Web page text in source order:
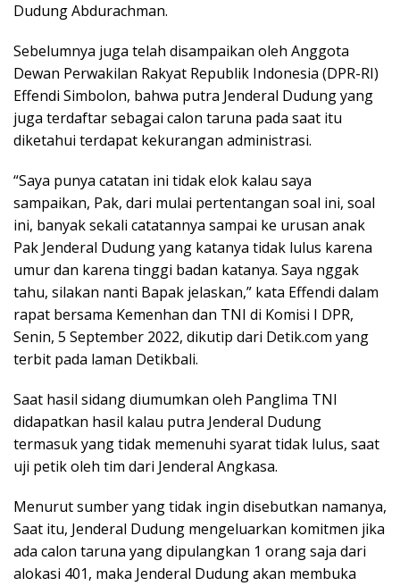
Dudung Abdurachman.
Sebelumnya juga telah disampaikan oleh Anggota
Dewan Perwakilan Rakyat Republik Indonesia (DPR-RI)
Effendi Simbolon, bahwa putra Jenderal Dudung yang
juga terdaftar sebagai calon taruna pada saat itu
diketahui terdapat kekurangan administrasi.
“Saya punya catatan ini tidak elok kalau saya
sampaikan, Pak, dari mulai pertentangan soal ini, soal
ini, banyak sekali catatannya sampai ke urusan anak
Pak Jenderal Dudung yang katanya tidak lulus karena
umur dan karena tinggi badan katanya. Saya nggak
tahu, silakan nanti Bapak jelaskan,” kata Effendi dalam
rapat bersama Kemenhan dan TNI di Komisi I DPR,
Senin, 5 September 2022, dikutip dari Detik.com yang
terbit pada laman Detikbali.
Saat hasil sidang diumumkan oleh Panglima TNI
didapatkan hasil kalau putra Jenderal Dudung
termasuk yang tidak memenuhi syarat tidak lulus, saat
uji petik oleh tim dari Jenderal Angkasa.
Menurut sumber yang tidak ingin disebutkan namanya,
Saat itu, Jenderal Dudung mengeluarkan komitmen jika
ada calon taruna yang dipulangkan 1 orang saja dari
alokasi 401, maka Jenderal Dudung akan membuka